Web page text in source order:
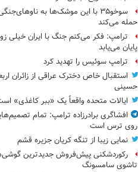
سوخو۳۵ با این موشک‌ها به
حمله می‌کند
ترامپ: فکر می‌کنم جنگ با ایران خیلی
پایان می‌یابد
ترامپ سوئیس را تهدید کرد
استقبال خاص دخترک عراقی از زائران
حسینی
ایالات متحده واقعاً یک «ببر کاغذی»
افشاگری برادرزاده ترامپ: تمام
روی ترس است
نمایی زیبا از تنگه کریان جزیره قشم
رکوردشکنی پیش‌فروش جدیدترین
تاشوی سامسونگ